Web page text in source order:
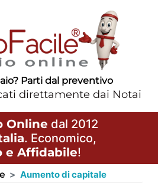
Parti dal preventivo
direttamente dai Notai
Online dal 2012
. Economico,
e Affidabile!
Aumento di capitale